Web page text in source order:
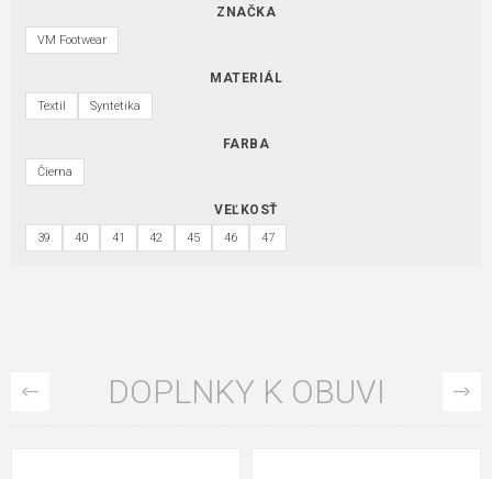
ZNAČKA
VM Footwear
MATERIÁL
Textil Syntetika
FARBA
Čierna
VEĽKOSŤ
39 40 41 42 45 46 47
DOPLNKY K OBUVI